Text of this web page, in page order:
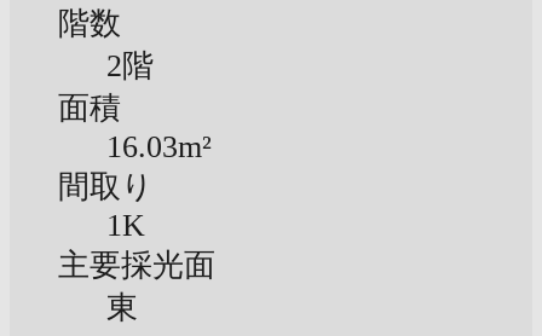
階数
2階
面積
16.03m²
間取り
1K
主要採光面
東